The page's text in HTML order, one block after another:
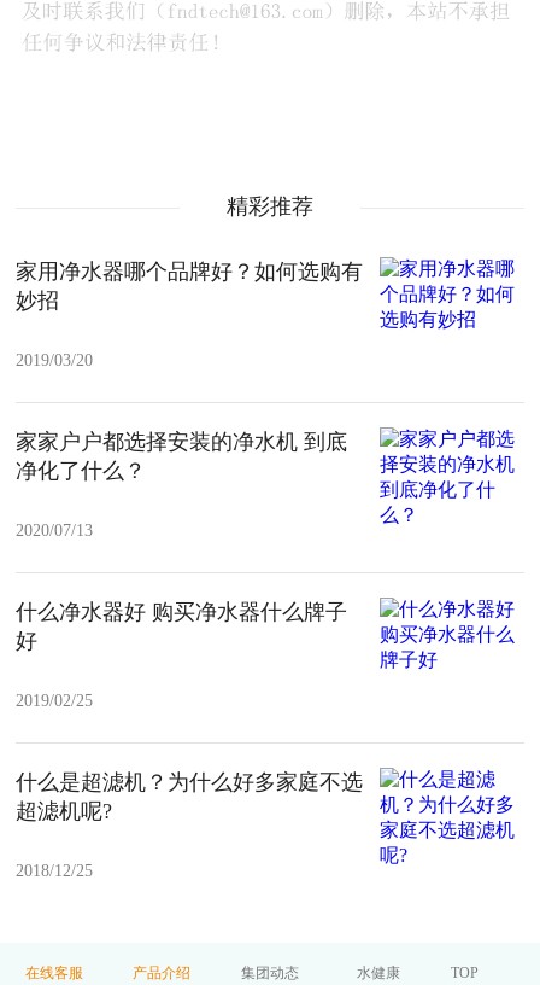
精彩推荐
家用净水器哪个品牌好？如何选购有
妙招
2019/03/20
家家户户都选择安装的净水机 到底
净化了什么？
2020/07/13
什么净水器好 购买净水器什么牌子
好
2019/02/25
什么是超滤机？为什么好多家庭不选
超滤机呢?
2018/12/25
在线客服 产品介绍 集团动态 水健康 TOP